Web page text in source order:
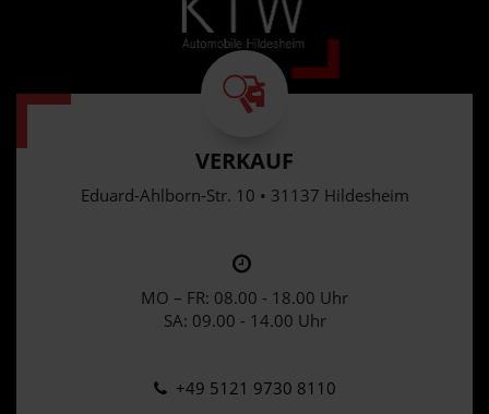
VERKAUF
Eduard-Ahlborn-Str. 10 • 31137 Hildesheim
MO – FR: 08.00 - 18.00 Uhr
SA: 09.00 - 14.00 Uhr
+49 5121 9730 8110